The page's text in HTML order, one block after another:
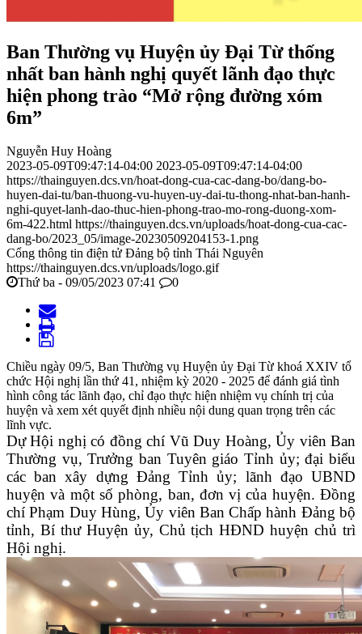
Ban Thường vụ Huyện ủy Đại Từ thống
nhất ban hành nghị quyết lãnh đạo thực
hiện phong trào “Mở rộng đường xóm
6m”
Nguyễn Huy Hoàng
2023-05-09T09:47:14-04:00 2023-05-09T09:47:14-04:00
https://thainguyen.dcs.vn/hoat-dong-cua-cac-dang-bo/dang-bo-
huyen-dai-tu/ban-thuong-vu-huyen-uy-dai-tu-thong-nhat-ban-hanh-
nghi-quyet-lanh-dao-thuc-hien-phong-trao-mo-rong-duong-xom-
6m-422.html https://thainguyen.dcs.vn/uploads/hoat-dong-cua-cac-
dang-bo/2023_05/image-20230509204153-1.png
Cổng thông tin điện tử Đảng bộ tỉnh Thái Nguyên
https://thainguyen.dcs.vn/uploads/logo.gif
Thứ ba - 09/05/2023 07:41
0
Chiều ngày 09/5, Ban Thường vụ Huyện ủy Đại Từ khoá XXIV tổ
chức Hội nghị lần thứ 41, nhiệm kỳ 2020 - 2025 để đánh giá tình
hình công tác lãnh đạo, chỉ đạo thực hiện nhiệm vụ chính trị của
huyện và xem xét quyết định nhiều nội dung quan trọng trên các
lĩnh vực.
Dự Hội nghị có đồng chí Vũ Duy Hoàng, Ủy viên Ban
Thường vụ, Trưởng ban Tuyên giáo Tỉnh ủy; đại biểu
các ban xây dựng Đảng Tỉnh ủy; lãnh đạo UBND
huyện và một số phòng, ban, đơn vị của huyện. Đồng
chí Phạm Duy Hùng, Ủy viên Ban Chấp hành Đảng bộ
tỉnh, Bí thư Huyện ủy, Chủ tịch HĐND huyện chủ trì
Hội nghị.